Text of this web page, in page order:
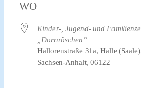
WO
Kinder-, Jugend- und
„Dornröschen“
Hallorenstraße 31a, Halle
Sachsen-Anhalt, 06122